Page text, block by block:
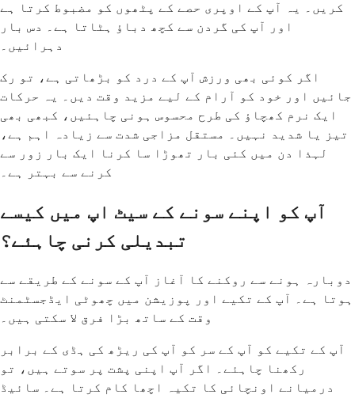
کریں۔ یہ آپ کے اوپری حصے کے پٹھوں کو مضبوط کرتا ہے
اور آپ کی گردن سے کچھ دباؤ ہٹاتا ہے۔ دس بار
دہرائیں۔
اگر کوئی بھی ورزش آپ کے درد کو بڑھاتی ہے، تو رک
جائیں اور خود کو آرام کے لیے مزید وقت دیں۔ یہ حرکات
ایک نرم کھچاؤ کی طرح محسوس ہونی چاہئیں، کبھی بھی
تیز یا شدید نہیں۔ مستقل مزاجی شدت سے زیادہ اہم ہے،
لہذا دن میں کئی بار تھوڑا سا کرنا ایک بار زور سے
کرنے سے بہتر ہے۔
آپ کو اپنے سونے کے سیٹ اپ میں کیسے
تبدیلی کرنی چاہئے؟
دوبارہ ہونے سے روکنے کا آغاز آپ کے سونے کے طریقے سے
ہوتا ہے۔ آپ کے تکیے اور پوزیشن میں چھوٹی ایڈجسٹمنٹ
وقت کے ساتھ بڑا فرق لا سکتی ہیں۔
آپ کے تکیے کو آپ کے سر کو آپ کی ریڑھ کی ہڈی کے برابر
رکھنا چاہئے۔ اگر آپ اپنی پشت پر سوتے ہیں، تو
درمیانے اونچائی کا تکیہ اچھا کام کرتا ہے۔ سائیڈ